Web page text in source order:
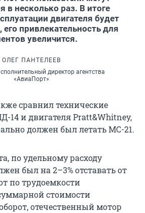
в несколько раз. В итоге
двигателя будет
привлекательность для
увеличится.
ОЛЕГ ПАНТЕЛЕЕВ
директор агентства
«АвиаПорт»
сравнил технические
14 и двигателя Pratt&Whitney,
должен был летать МС-21.
по удельному расходу
был на 2–3% отставать от
по трудоемкости
стоимости
отечественный мотор